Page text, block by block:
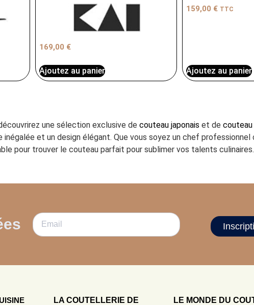
169,00 €
Ajoutez au panier
159,00 € TTC
Ajoutez au panier
une sélection exclusive de couteau japonais et de couteau
et un design élégant. Que vous soyez un chef professionnel
pour trouver le couteau parfait pour sublimer vos talents culinaires.
LA COUTELLERIE DE
LE MONDE DU